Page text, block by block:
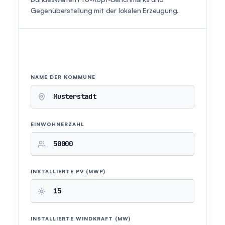
Gegenüberstellung mit der lokalen Erzeugung.
NAME DER KOMMUNE
EINWOHNERZAHL
INSTALLIERTE PV (MWP)
INSTALLIERTE WINDKRAFT (MW)